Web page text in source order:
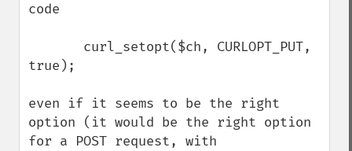
code
true);
even if it seems to be the right
option (it would be the right option
for a POST request, with